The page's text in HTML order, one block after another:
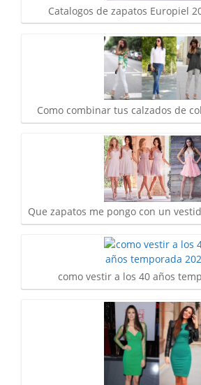
Catalogos de zapatos Europiel
Como combinar tus calzados de
Que zapatos me pongo con un
como vestir a los 40 años